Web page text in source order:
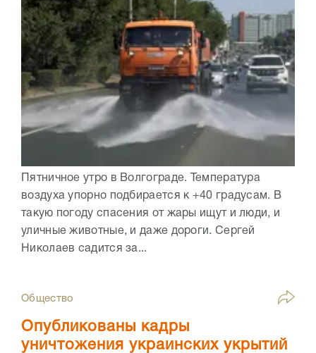
Пятничное утро в Волгограде. Температура
воздуха упорно подбирается к +40 градусам. В
такую погоду спасения от жары ищут и люди, и
уличные животные, и даже дороги. Сергей
Николаев садится за...
Общество
Опубликованы кадры
уничтожения украинских укрытий